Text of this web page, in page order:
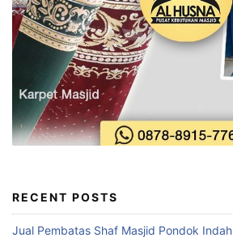
RECENT POSTS
Jual Pembatas Shaf Masjid Pondok Indah